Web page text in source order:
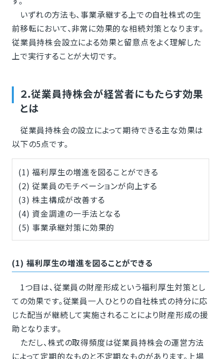
いずれの方法も、事業承継する上での自社株式の生
前移転において、非常に効果的な相続対策となります。
従業員持株会設立による効果と留意点をよく理解した
上で実行することが大切です。
２.従業員持株会が経営者にもたらす効果
とは
従業員持株会の設立によって期待できる主な効果は
以下の5点です。
(1) 福利厚生の増進を図ることができる
(2) 従業員のモチベーションが向上する
(3) 株主構成が改善する
(4) 資金調達の一手法となる
(5) 事業承継対策に効果的
(1) 福利厚生の増進を図ることができる
1つ目は、従業員の財産形成という福利厚生対策とし
ての効果です。従業員一人ひとりの自社株式の持分に応
じた配当が継続して実施されることにより財産形成の援
助となります。
ただし、株式の取得頻度は従業員持株会の運営方法
によって定期的なものと不定期なものがあります。上場